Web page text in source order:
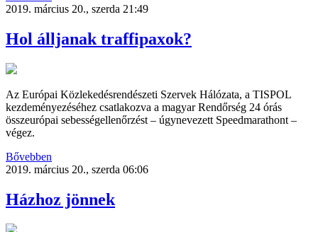
2019. március 20., szerda 21:49
Hol álljanak traffipaxok?
Az Európai Közlekedésrendészeti Szervek Hálózata, a TISPOL
kezdeményezéséhez csatlakozva a magyar Rendőrség 24 órás
összeurópai sebességellenőrzést – úgynevezett Speedmarathont –
végez.
Bővebben
2019. március 20., szerda 06:06
Házhoz jönnek